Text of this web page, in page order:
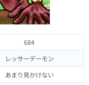
684
レッサーデーモン
あまり見かけない